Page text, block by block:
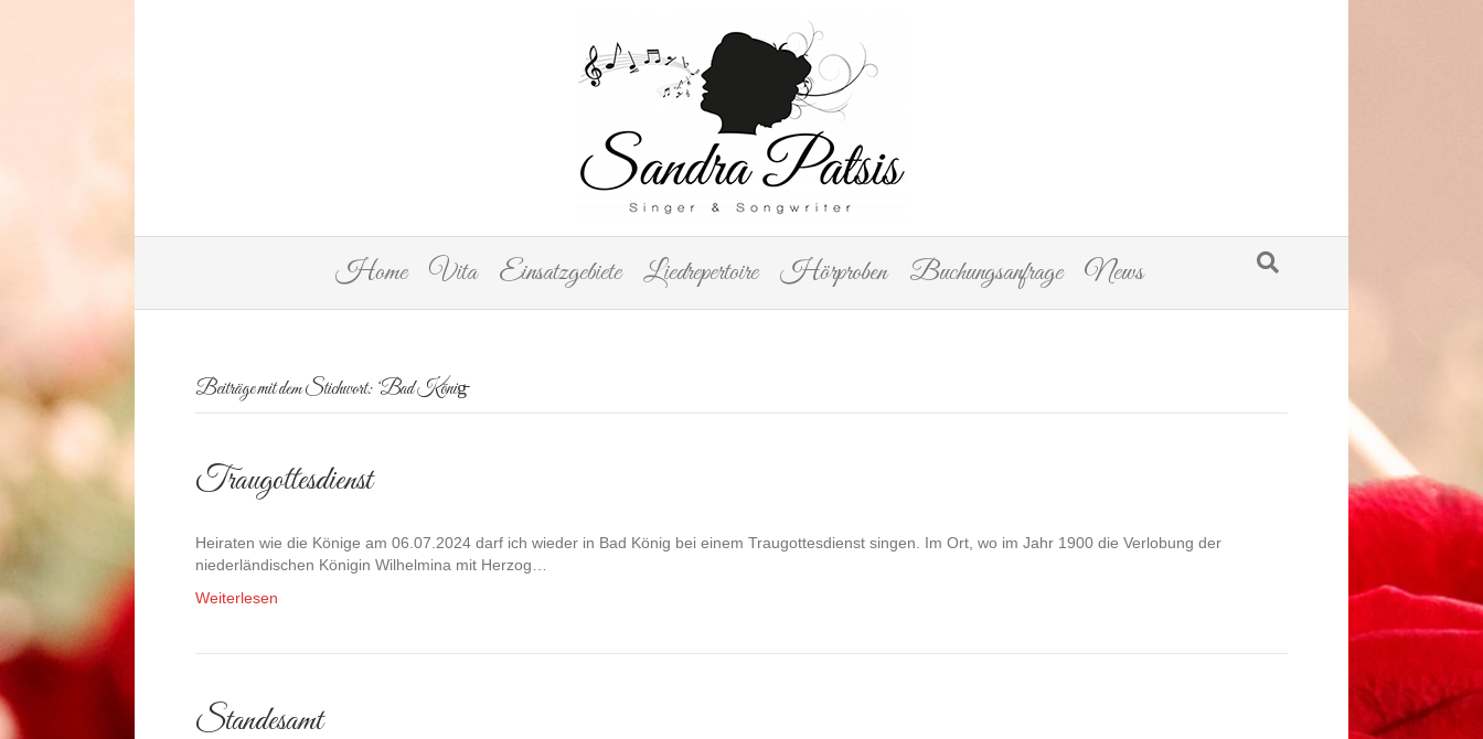
Home Vita Einsatzgebiete Liedrepertoire Hörproben Buchungsanfrage News
Beiträge mit dem Stichwort: ‘Bad König̵
Traugottesdienst
Heiraten wie die Könige am 06.07.2024 darf ich wieder in Bad König bei einem Traugottesdienst singen. Im Ort, wo im Jahr 1900 die Verlobung der
niederländischen Königin Wilhelmina mit Herzog…
Weiterlesen
Standesamt